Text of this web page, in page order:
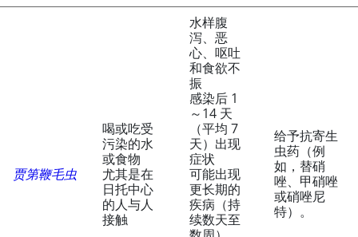
贾第鞭毛虫
喝或吃受
污染的水
或食物
尤其是在
日托中心
的人与人
接触
水样腹
泻、恶
心、呕吐
和食欲不
振
感染后 1
～14 天
（平均 7
天）出现
症状
可能出现
更长期的
疾病（持
续数天至
给予抗寄生
虫药（例
如，替硝
唑、甲硝唑
或硝唑尼
特）。